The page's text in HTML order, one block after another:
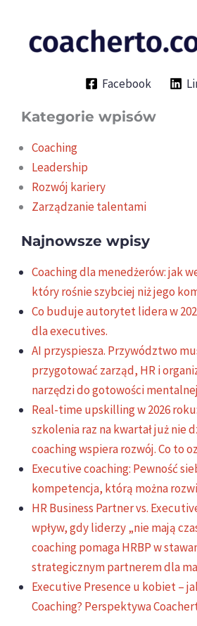
Facebook
Kategorie wpisów
Coaching
Leadership
Rozwój kariery
Zarządzanie talentami
Najnowsze wpisy
Coaching dla menedżerów: jak
który rośnie szybciej niż jego
Co buduje autorytet lidera w
dla executives.
AI przyspiesza. Przywództwo
przygotować zarząd, HR i
narzędzi do gotowości
Real-time upskilling w 2026
szkolenia raz na kwartał już nie
coaching wspiera rozwój. Co to
Executive coaching: Pewność
kompetencja, którą można
HR Business Partner vs.
wpływ, gdy liderzy „nie mają
coaching pomaga HRBP w
strategicznym partnerem dla
Executive Presence u kobiet –
Coaching? Perspektywa